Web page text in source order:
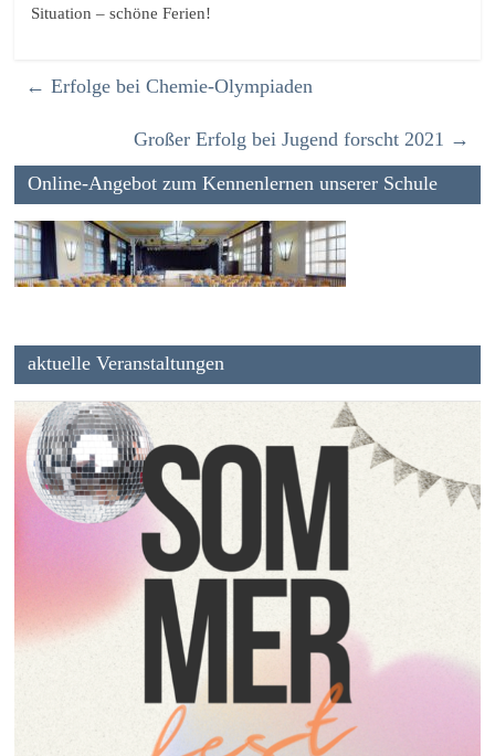
Situation – schöne Ferien!
← Erfolge bei Chemie-Olympiaden
Großer Erfolg bei Jugend forscht 2021 →
Online-Angebot zum Kennenlernen unserer Schule
aktuelle Veranstaltungen